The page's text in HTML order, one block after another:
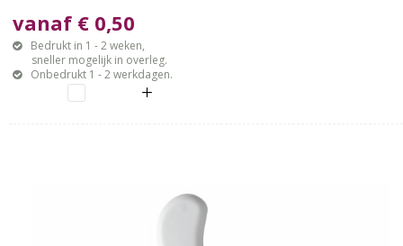
vanaf € 0,50
Bedrukt in 1 - 2 weken,
sneller mogelijk in overleg.
Onbedrukt 1 - 2 werkdagen.